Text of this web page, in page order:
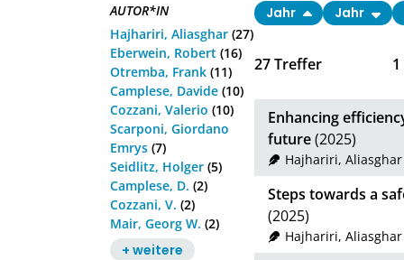
AUTOR*IN
Hajhariri, Aliasghar (27)
Eberwein, Robert (16)
Otremba, Frank (11)
Camplese, Davide (10)
Cozzani, Valerio (10)
Scarponi, Giordano
Emrys (7)
Seidlitz, Holger (5)
Camplese, D. (2)
Cozzani, V. (2)
Mair, Georg W. (2)
+ weitere
27Treffer 1
Jahr Jahr
Enhancing
future(2025)
Hajhariri, Aliasghar
Steps towards a
(2025)
Hajhariri, Aliasghar